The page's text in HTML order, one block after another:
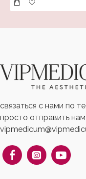
связаться с нами по
просто отправить